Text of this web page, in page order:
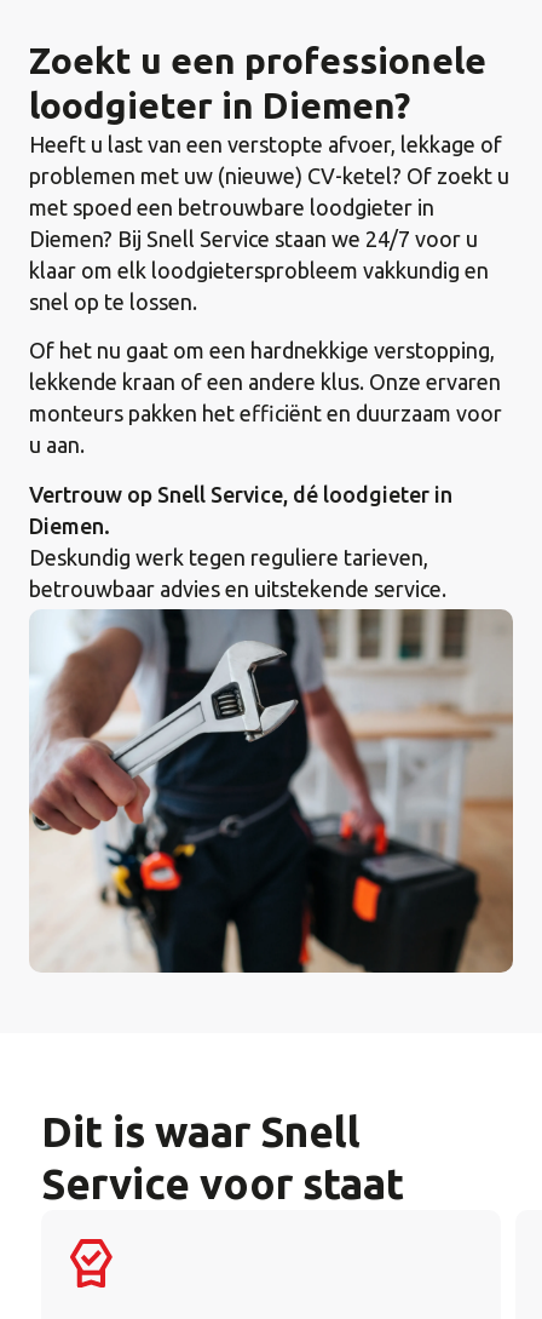
Zoekt u een professionele
loodgieter in Diemen?
Heeft u last van een verstopte afvoer, lekkage of
problemen met uw (nieuwe) CV-ketel? Of zoekt u
met spoed een betrouwbare loodgieter in
Diemen? Bij Snell Service staan we 24/7 voor u
klaar om elk loodgietersprobleem vakkundig en
snel op te lossen.
Of het nu gaat om een hardnekkige verstopping,
lekkende kraan of een andere klus. Onze ervaren
monteurs pakken het efficiënt en duurzaam voor
u aan.
Vertrouw op Snell Service, dé loodgieter in
Diemen.
Deskundig werk tegen reguliere tarieven,
betrouwbaar advies en uitstekende service.
Dit is waar Snell
Service voor staat